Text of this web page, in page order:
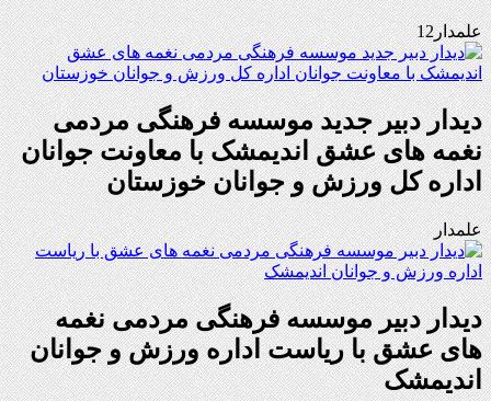
علمدار12
دیدار دبیر جدید موسسه فرهنگی مردمی
نغمه های عشق اندیمشک با معاونت جوانان
اداره کل ورزش و جوانان خوزستان
علمدار
دیدار دبیر موسسه فرهنگی مردمی نغمه
های عشق با ریاست اداره ورزش و جوانان
اندیمشک